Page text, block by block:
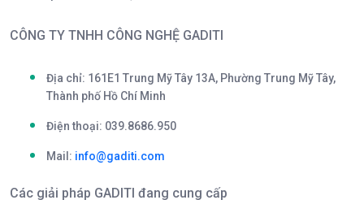
CÔNG TY TNHH CÔNG NGHỆ GADITI
Địa chỉ: 161E1 Trung Mỹ Tây 13A, Phường Trung Mỹ Tây,
Thành phố Hồ Chí Minh
Điện thoại: 039.8686.950
Mail: info@gaditi.com
Các giải pháp GADITI đang cung cấp